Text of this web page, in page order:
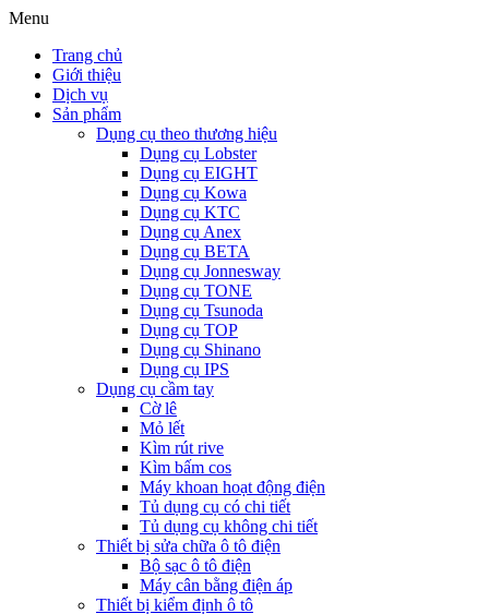
Menu
Trang chủ
Giới thiệu
Dịch vụ
Sản phẩm
Dụng cụ theo thương hiệu
Dụng cụ Lobster
Dụng cụ EIGHT
Dụng cụ Kowa
Dụng cụ KTC
Dụng cụ Anex
Dụng cụ BETA
Dụng cụ Jonnesway
Dụng cụ TONE
Dụng cụ Tsunoda
Dụng cụ TOP
Dụng cụ Shinano
Dụng cụ IPS
Dụng cụ cầm tay
Cờ lê
Mỏ lết
Kìm rút rive
Kìm bấm cos
Máy khoan hoạt động điện
Tủ dụng cụ có chi tiết
Tủ dụng cụ không chi tiết
Thiết bị sửa chữa ô tô điện
Bộ sạc ô tô điện
Máy cân bằng điện áp
Thiết bị kiểm định ô tô